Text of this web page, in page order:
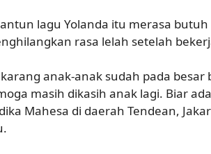
lagu Yolanda itu merasa
rasa lelah setelah
anak-anak sudah pada
masih dikasih anak lagi. Biar
Mahesa di daerah Tendean,